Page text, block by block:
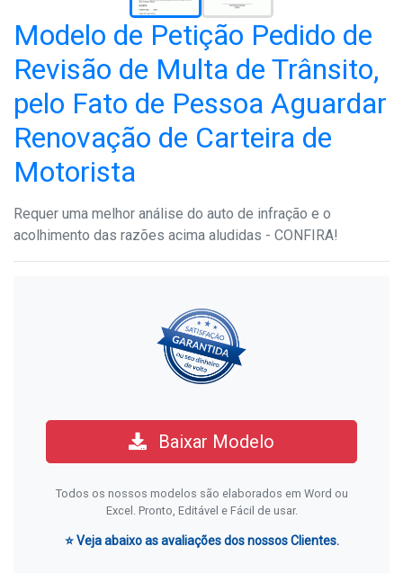
Modelo de Petição Pedido de
Revisão de Multa de Trânsito,
pelo Fato de Pessoa Aguardar
Renovação de Carteira de
Motorista
Requer uma melhor análise do auto de infração e o
acolhimento das razões acima aludidas - CONFIRA!
Baixar Modelo
Todos os nossos modelos são elaborados em Word ou
Excel. Pronto, Editável e Fácil de usar.
⭐ Veja abaixo as avaliações dos nossos Clientes.